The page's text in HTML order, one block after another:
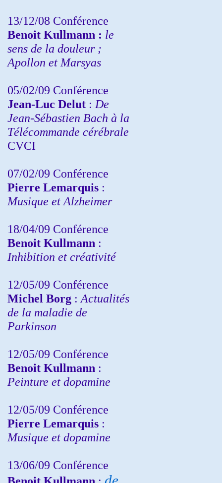
13/12/08 Conférence
Benoit Kullmann : le
sens de la douleur ;
Apollon et Marsyas
05/02/09 Conférence
Jean-Luc Delut : De
Jean-Sébastien Bach à la
Télécommande cérébrale
CVCI
07/02/09 Conférence
Pierre Lemarquis :
Musique et Alzheimer
18/04/09 Conférence
Benoit Kullmann :
Inhibition et créativité
12/05/09 Conférence
Michel Borg : Actualités
de la maladie de
Parkinson
12/05/09 Conférence
Benoit Kullmann :
Peinture et dopamine
12/05/09 Conférence
Pierre Lemarquis :
Musique et dopamine
13/06/09 Conférence